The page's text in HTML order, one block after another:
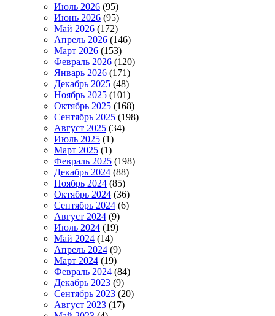
Июль 2026 (95)
Июнь 2026 (95)
Май 2026 (172)
Апрель 2026 (146)
Март 2026 (153)
Февраль 2026 (120)
Январь 2026 (171)
Декабрь 2025 (48)
Ноябрь 2025 (101)
Октябрь 2025 (168)
Сентябрь 2025 (198)
Август 2025 (34)
Июль 2025 (1)
Март 2025 (1)
Февраль 2025 (198)
Декабрь 2024 (88)
Ноябрь 2024 (85)
Октябрь 2024 (36)
Сентябрь 2024 (6)
Август 2024 (9)
Июль 2024 (19)
Май 2024 (14)
Апрель 2024 (9)
Март 2024 (19)
Февраль 2024 (84)
Декабрь 2023 (9)
Сентябрь 2023 (20)
Август 2023 (17)